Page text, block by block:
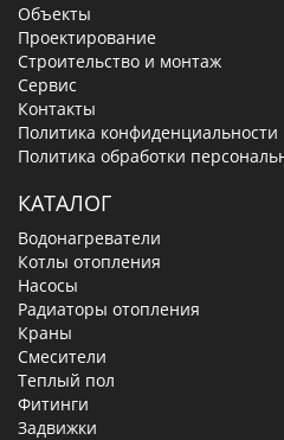
Объекты
Проектирование
Строительство и монтаж
Сервис
Контакты
Политика конфиденциальности
Политика обработки
КАТАЛОГ
Водонагреватели
Котлы отопления
Насосы
Радиаторы отопления
Краны
Смесители
Теплый пол
Фитинги
Задвижки